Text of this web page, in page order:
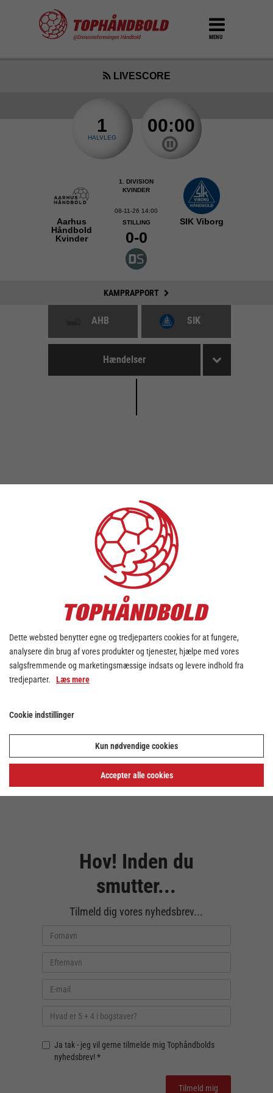
MENU
LIVESCORE
1
HALVLEG
00:00
Aarhus
Håndbold
Kvinder
1. DIVISION
KVINDER
08-11-26 14:00
STILLING
0-0
SIK Viborg
KAMPRAPPORT
AHB SIK
Hændelser
Hov! Inden du
smutter...
Tilmeld dig vores nyhedsbrev...
Ja tak - jeg vil gerne tilmelde mig Tophåndbolds
nyhedsbrev! *
Dette websted benytter egne og tredjeparters cookies for at fungere,
analysere din brug af vores produkter og tjenester, hjælpe med vores
salgsfremmende og marketingsmæssige indsats og levere indhold fra
tredjeparter. Læs mere
Cookie indstillinger
Kun nødvendige cookies
Accepter alle cookies